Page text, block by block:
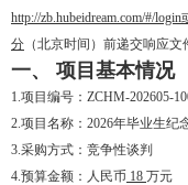
http://zb.hubeidream.com/#/login
分 （北京时间）前递交响应文
一、 项目基本情况
1.项目编号： ZCHM-202605-
2.项目名称： 2026年毕业生纪
3.采购方式：竞争性谈判
4.预算金额：人民币 18 万元